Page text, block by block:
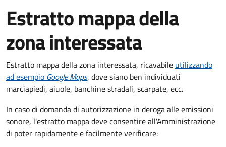
Estratto mappa della
zona interessata
Estratto mappa della zona interessata, ricavabile utilizzando
ad esempio Google Maps, dove siano ben individuati
marciapiedi, aiuole, banchine stradali, scarpate, ecc.
In caso di domanda di autorizzazione in deroga alle emissioni
sonore, l'estratto mappa deve consentire all'Amministrazione
di poter rapidamente e facilmente verificare: